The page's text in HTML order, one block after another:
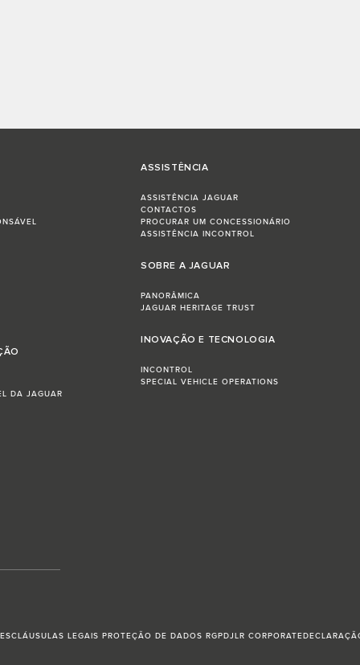
DA JAGUAR
ASSISTÊNCIA
ASSISTÊNCIA JAGUAR
CONTACTOS
PROCURAR UM CONCESSIONÁRIO
ASSISTÊNCIA INCONTROL
SOBRE A JAGUAR
PANORÂMICA
JAGUAR HERITAGE TRUST
INOVAÇÃO E TECNOLOGIA
INCONTROL
SPECIAL VEHICLE OPERATIONS
CLÁUSULAS LEGAIS PROTEÇÃO DE DADOS RGPDJLR CORPORATE